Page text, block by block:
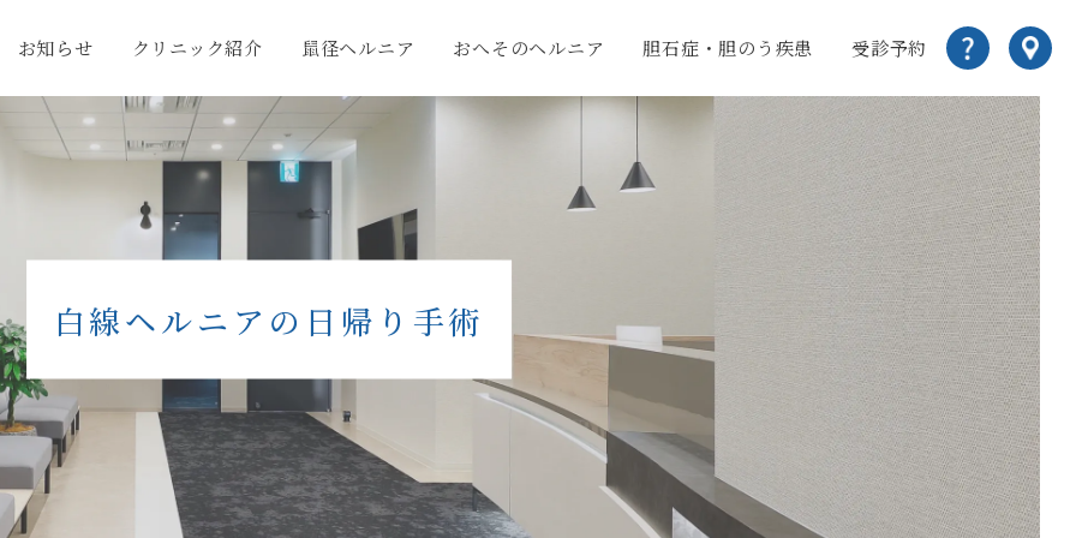
お知らせ クリニック紹介 鼠径ヘルニア おへそのヘルニア 胆石症・胆のう疾患 受診予約
白線ヘルニアの日帰り手術